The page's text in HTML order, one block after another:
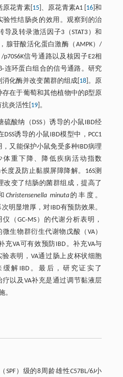
花青素[ 15]、原花青素A1 [ 16 ]和
验性结肠炎的效用。观察到的治
及转录激活因子3（STAT3）和
腺苷酸活化蛋白激酶（AMPK）/
信号通路以及核因子E2相
连环蛋白组合的信号通路。研究
化酶并改变菌群的组成[ 18 ]。原
存在于葡萄和其他植物中的β型原
炎活性[ 19]。
硫酸纳（DSS）诱导的小鼠IBD经
诱导的小鼠IBD模型中，PCC1
又能保护小鼠免受多种IBD病理
体重下降、降低疾病活动指数
度及防止黏膜屏障降解。16S测
改变了结肠的菌群组成，提高了
Christensenella minuta的丰度。
明显增厚，对IBD有预防效果。
（GC‐MS）的代谢分析表明，
微生物群衍生代谢物戊酸（VA）
充VA可有效预防IBD。补充VA与
验表明，VA通过肠上皮杯状细胞
缓解IBD。最后，研究证实了
疗以及VA补充是通过调节黏液层
。
）级的8周龄雄性C57BL/6J小